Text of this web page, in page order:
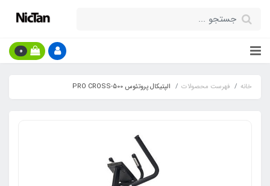
0
خانه فهرست محصولات الپتیکال پروتئوس PRO CROSS-500